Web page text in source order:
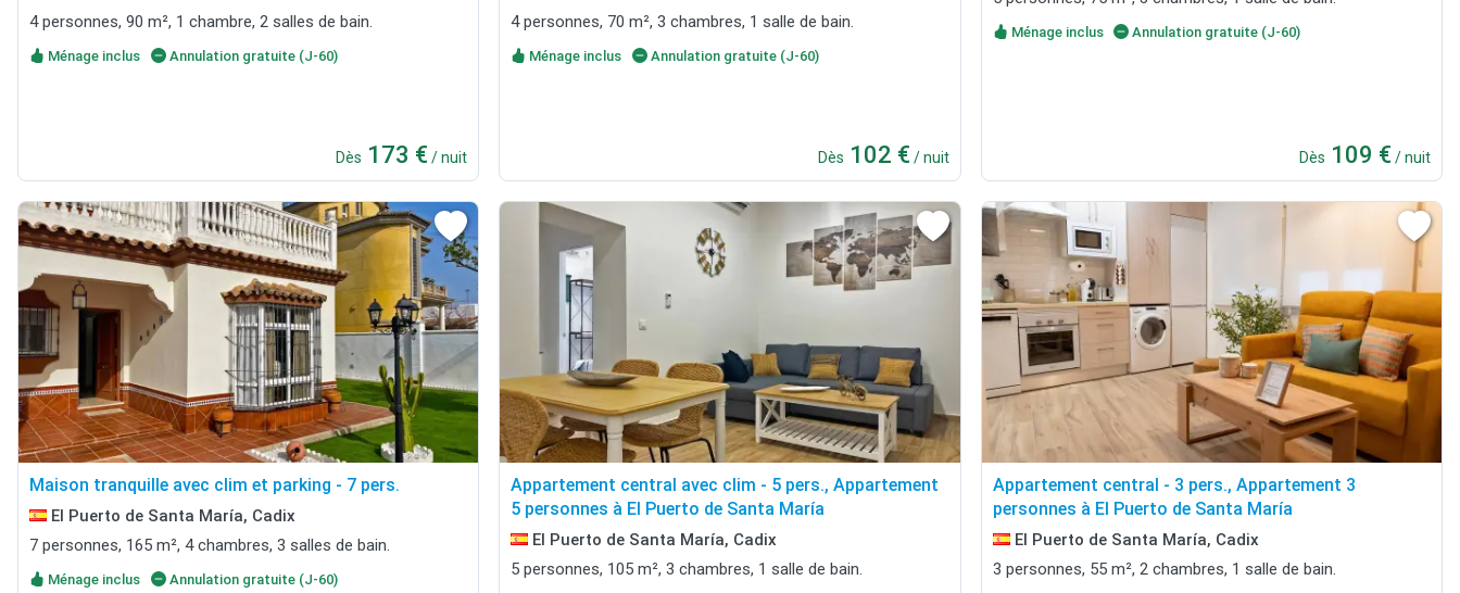
4 personnes, 90 m², 1 chambre, 2 salles de bain.
Ménage inclus Annulation gratuite (J-60)
Dès 173 € / nuit
4 personnes, 70 m², 3 chambres, 1 salle de bain.
Ménage inclus Annulation gratuite (J-60)
Dès 102 € / nuit
Ménage inclus Annulation gratuite (J-60)
Dès 109 € / nuit
Maison tranquille avec clim et parking - 7 pers.
El Puerto de Santa María, Cadix
7 personnes, 165 m², 4 chambres, 3 salles de bain.
Ménage inclus Annulation gratuite (J-60)
Appartement central avec clim - 5 pers., Appartement
5 personnes à El Puerto de Santa María
El Puerto de Santa María, Cadix
5 personnes, 105 m², 3 chambres, 1 salle de bain.
Appartement central - 3 pers., Appartement 3
personnes à El Puerto de Santa María
El Puerto de Santa María, Cadix
3 personnes, 55 m², 2 chambres, 1 salle de bain.